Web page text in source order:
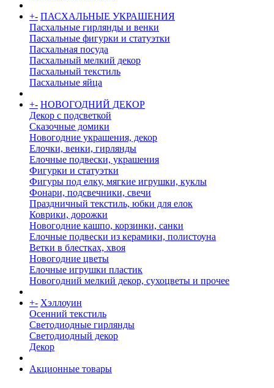
+- ПАСХАЛЬНЫЕ УКРАШЕНИЯ
Пасхальные гирлянды и венки
Пасхальные фигурки и статуэтки
Пасхальная посуда
Пасхальный мелкий декор
Пасхальный текстиль
Пасхальные яйца
+- НОВОГОДНИЙ ДЕКОР
Декор с подсветкой
Сказочные домики
Новогодние украшения, декор
Елочки, венки, гирлянды
Елочные подвески, украшения
Фигурки и статуэтки
Фигуры под елку, мягкие игрушки, куклы
Фонари, подсвечники, свечи
Праздничный текстиль, юбки для елок
Коврики, дорожки
Новогодние кашпо, корзинки, санки
Елочные подвески из керамики, полистоуна
Ветки в блестках, хвоя
Новогодние цветы
Елочные игрушки пластик
Новогодний мелкий декор, сухоцветы и прочее
+- Хэллоуин
Осенний текстиль
Светодиодные гирлянды
Светодиодный декор
Декор
Акционные товары